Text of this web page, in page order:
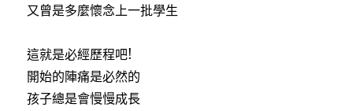
又曾是多麼懷念上一批學生
這就是必經歷程吧!
開始的陣痛是必然的
孩子總是會慢慢成長